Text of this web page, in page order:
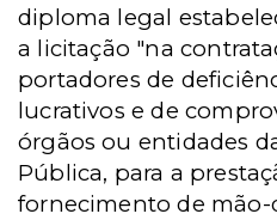
diploma legal
a licitação "na
portadores de
lucrativos e de
órgãos ou entidades
Pública, para a
fornecimento de mão-